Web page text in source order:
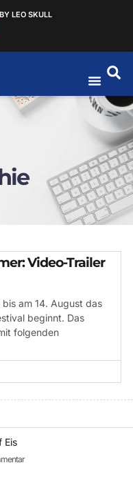
LEO SKULL
Video-Trailer
am 14. August das
beginnt. Das
folgenden
Eis